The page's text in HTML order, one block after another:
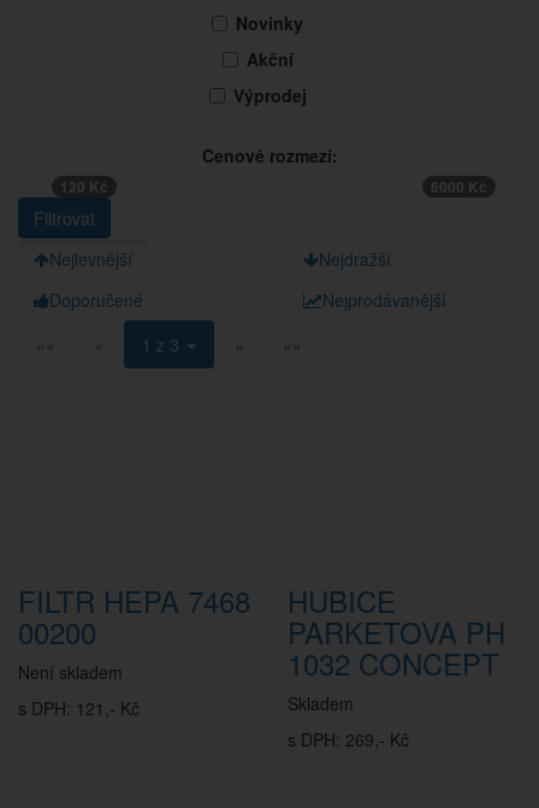
Novinky
Akční
Výprodej
Cenové rozmezí:
120 Kč 6000 Kč
Nejlevnější
Nejdražší
Doporučené
Nejprodávanější
««
« 1 z 3 » »»
FILTR HEPA 7468
00200
Není skladem
s DPH: 121,- Kč
HUBICE
PARKETOVA PH
1032 CONCEPT
Skladem
s DPH: 269,- Kč